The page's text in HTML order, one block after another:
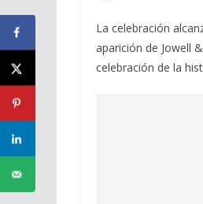
La celebración
aparición de Jowell
celebración de la